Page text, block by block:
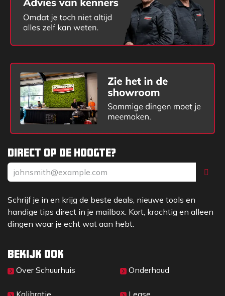
Direct op de hoogte?
Schrijf je in en krijg de beste deals, nieuwe tools en
handige tips direct in je mailbox. Kort, krachtig en alleen
dingen waar je echt wat aan hebt.
Bekijk ook
Over Sc​huurhuis
Kalibratie
Onderhoud
Lease